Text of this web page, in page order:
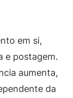
em si,
e postagem.
aumenta,
da